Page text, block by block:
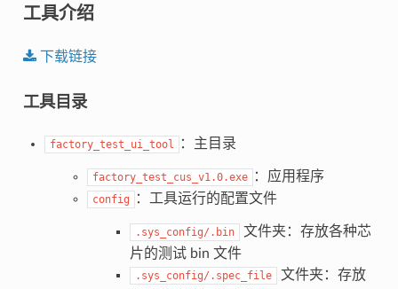
工具介绍
下载链接
工具目录
factory_test_ui_tool ：主目录
factory_test_cus_v1.0.exe ：应用程序
config ：工具运行的配置文件
.sys_config/.bin
文件夹：存放各种芯
片的测试 bin 文件
.sys_config/.spec_file
文件夹：存放